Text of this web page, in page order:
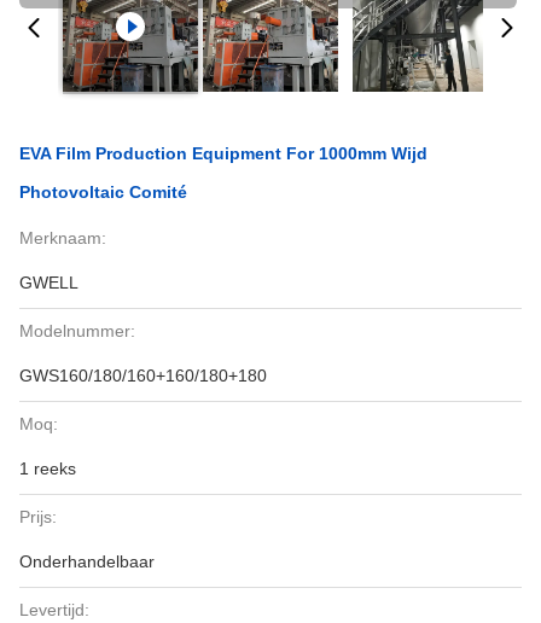
EVA Film Production Equipment For 1000mm Wijd
Photovoltaic Comité
Merknaam:
GWELL
Modelnummer:
GWS160/180/160+160/180+180
Moq:
1 reeks
Prijs:
Onderhandelbaar
Levertijd: